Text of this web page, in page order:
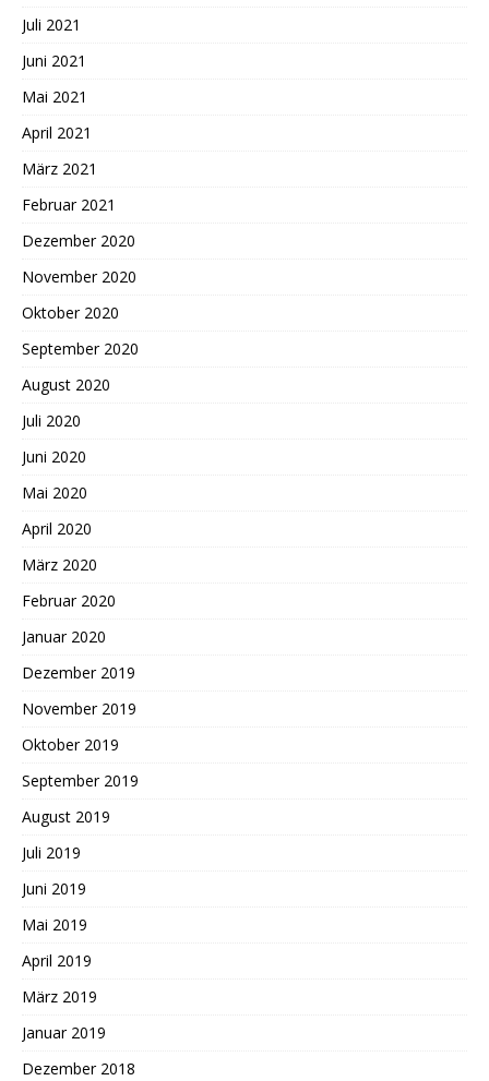
Juli 2021
Juni 2021
Mai 2021
April 2021
März 2021
Februar 2021
Dezember 2020
November 2020
Oktober 2020
September 2020
August 2020
Juli 2020
Juni 2020
Mai 2020
April 2020
März 2020
Februar 2020
Januar 2020
Dezember 2019
November 2019
Oktober 2019
September 2019
August 2019
Juli 2019
Juni 2019
Mai 2019
April 2019
März 2019
Januar 2019
Dezember 2018